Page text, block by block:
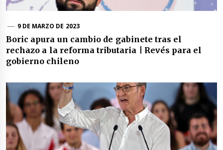
9 DE MARZO DE 2023
Boric apura un cambio de gabinete tras el
rechazo a la reforma tributaria | Revés para el
gobierno chileno